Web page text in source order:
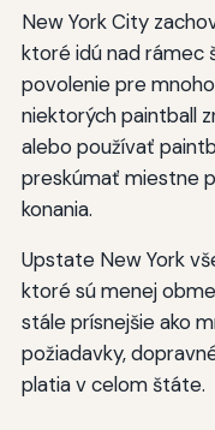
New York City
ktoré idú nad rámec
povolenie pre
niektorých paintball
alebo používať
preskúmať miestne
konania.
Upstate New York
ktoré sú menej
stále prísnejšie ako
požiadavky,
platia v celom štáte.